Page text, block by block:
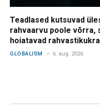
Teadlased kutsuvad
rahvaarvu poole võrra,
hoiatavad
GLOBALISM 6. aug. 2026